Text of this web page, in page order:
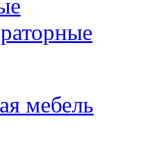
мебель